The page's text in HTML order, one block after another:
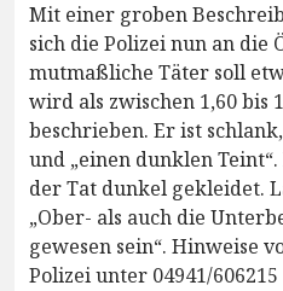
Mit einer groben
sich die Polizei nun an die
mutmaßliche Täter soll
wird als zwischen 1,60 bis
beschrieben. Er ist
und „einen dunklen
der Tat dunkel gekleidet.
„Ober- als auch die
gewesen sein“. Hinweise
Polizei unter 04941/